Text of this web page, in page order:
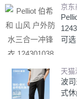
京东
可选
天猫
波
式